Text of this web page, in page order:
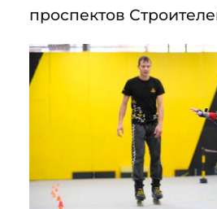
проспектов